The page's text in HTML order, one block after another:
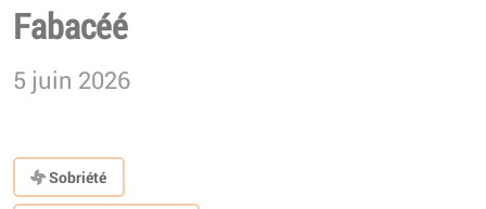
Fabacéé
5 juin 2026
Sobriété